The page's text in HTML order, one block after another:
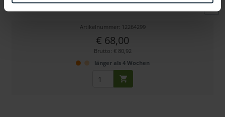
Netzteil für LR1,LR2,CLR1,CLR2,ULR1 (alte 4-pin...
Artikelnummer: 12264299
€ 68,00
Brutto: € 80,92
länger als 4 Wochen